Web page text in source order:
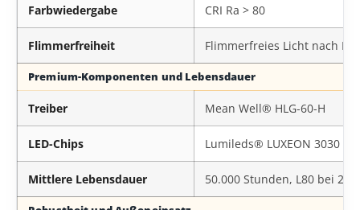
Farbwiedergabe CRI Ra > 80
Flimmerfreiheit Flimmerfreies Licht nach
Premium-Komponenten und Lebensdauer
Treiber Mean Well® HLG-60-H
LED-Chips Lumileds® LUXEON 3030 2D
Mittlere Lebensdauer 50.000 Stunden, L80 bei 25